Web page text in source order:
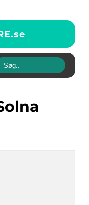
se